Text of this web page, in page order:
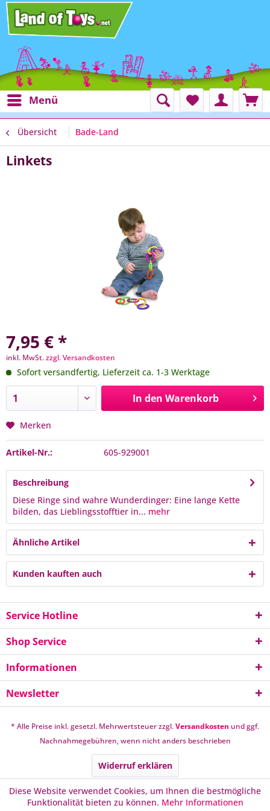
Menü
Übersicht Bade-Land
Linkets
7,95 € *
inkl. MwSt.zzgl. Versandkosten
Sofort versandfertig, Lieferzeit ca. 1-3 Werktage
In den Warenkorb
Merken
Artikel-Nr.: 605-929001
Beschreibung
Diese Ringe sind wahre Wunderdinger: Eine lange Kette
bilden, das Lieblingsstofftier in... mehr
Ähnliche Artikel
Kunden kauften auch
Service Hotline
Shop Service
Informationen
Newsletter
* Alle Preise inkl. gesetzl. Mehrwertsteuer zzgl.Versandkosten und ggf.
Nachnahmegebühren, wenn nicht anders beschrieben
Widerruf erklären
Diese Website verwendet Cookies, um Ihnen die bestmögliche
Funktionalität bieten zu können. Mehr Informationen